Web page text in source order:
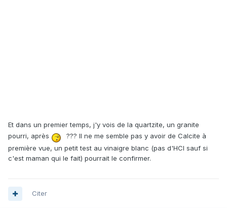
Et dans un premier temps, j'y vois de la quartzite, un granite
pourri, après
??? Il ne me semble pas y avoir de Calcite à
première vue, un petit test au vinaigre blanc (pas d'HCl sauf si
c'est maman qui le fait) pourrait le confirmer.
Citer